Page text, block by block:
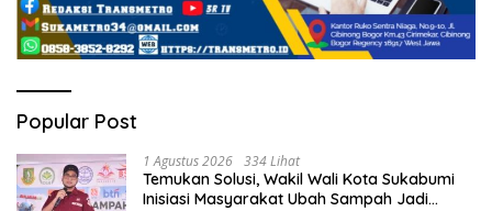
Popular Post
1 Agustus 2026 334 Lihat
Temukan Solusi, Wakil Wali Kota Sukabumi
Inisiasi Masyarakat Ubah Sampah Jadi